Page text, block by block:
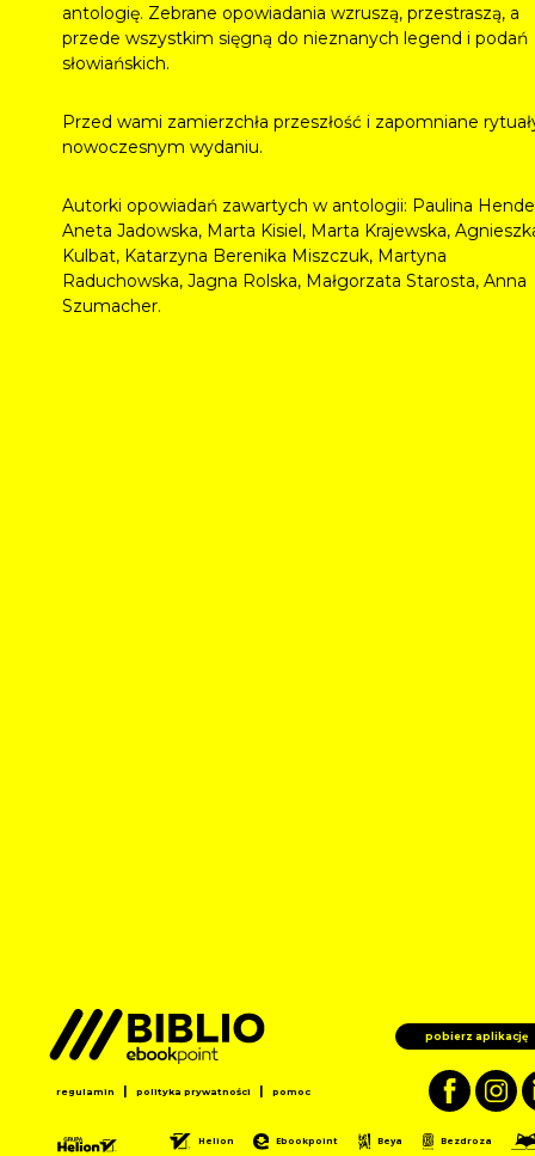
antologię. Zebrane opowiadania wzruszą, przestraszą, a
przede wszystkim sięgną do nieznanych legend i podań
słowiańskich.
Przed wami zamierzchła przeszłość i zapomniane
nowoczesnym wydaniu.
Autorki opowiadań zawartych w antologii: Paulina
Aneta Jadowska, Marta Kisiel, Marta Krajewska,
Kulbat, Katarzyna Berenika Miszczuk, Martyna
Raduchowska, Jagna Rolska, Małgorzata Starosta, Anna
Szumacher.
pobierz aplikację
regulamin | polityka prywatności | pomoc
Helion Ebookpoint Beya Bezdroza